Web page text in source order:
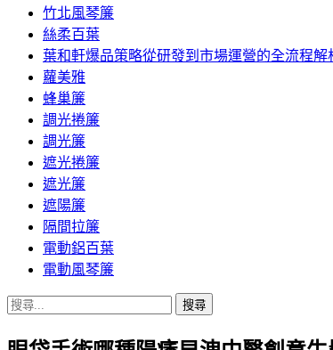
竹北風琴簾
絲柔百葉
葉和軒爆品策略從研發到市場運營的全流程解
蘿美雅
蜂巢簾
調光捲簾
調光簾
遮光捲簾
遮光簾
遮陽簾
隔間拉簾
電動鋁百葉
電動風琴簾
搜
關